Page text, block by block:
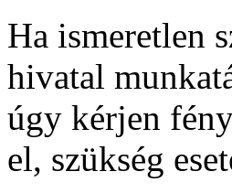
Ha ismeretlen
hivatal
úgy kérjen
el, szükség